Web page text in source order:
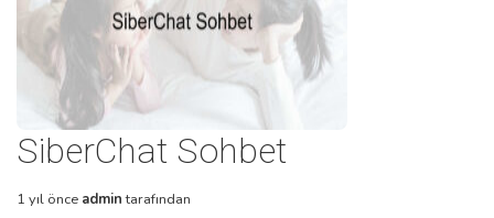
SiberChat Sohbet
1 yıl önce admintarafından